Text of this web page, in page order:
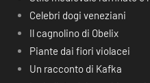
Celebri dogi veneziani
Il cagnolino di Obelix
Piante dai fiori violacei
Un racconto di Kafka